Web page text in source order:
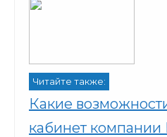
Читайте также:
Какие
кабинет компании